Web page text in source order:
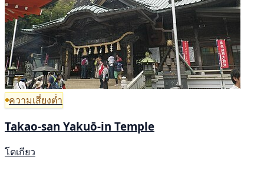
ความเสี่ยงต่ำ
Takao-san Yakuō-in Temple
โตเกียว